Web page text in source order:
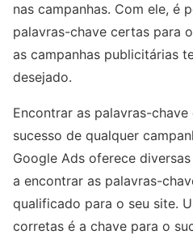
nas campanhas. Com ele, é
palavras-chave certas para
as campanhas publicitárias
desejado.
Encontrar as palavras-
sucesso de qualquer
Google Ads oferece
a encontrar as palavras-
qualificado para o seu site.
corretas é a chave para o